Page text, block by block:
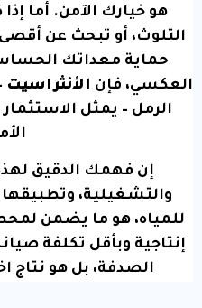
هو خيارك الآمن. أما
التلوث، أو تبحث عن
حماية معداتك
العكسي، فإن الأنثراسيت
الرمل – يمثل الاستثمار
إن فهمك الدقيق لهذه
والتشغيلية،
للمياه، هو ما يضمن
إنتاجية وبأقل تكلفة
الصدفة، بل هو نتاج